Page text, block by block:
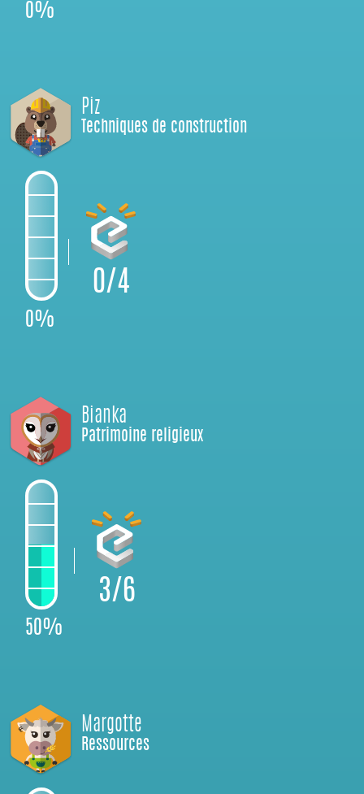
0%
Piz
Techniques de construction
0%
0/4
Bianka
Patrimoine religieux
50%
3/6
Margotte
Ressources